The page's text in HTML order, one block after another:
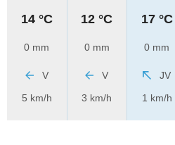
14 °C
0 mm
V
5 km/h
12 °C
0 mm
V
3 km/h
17 °C
0 mm
JV
1 km/h